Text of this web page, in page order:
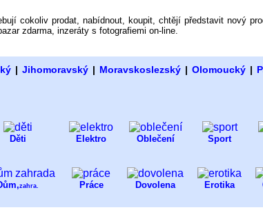
cokoliv prodat, nabídnout, koupit, chtějí představit nový
zdarma, inzeráty s fotografiemi on-line.
|Jihomoravský | Moravskoslezský | Olomoucký |
Děti Elektro Oblečení Sport
zahra. Práce Dovolena Erotika